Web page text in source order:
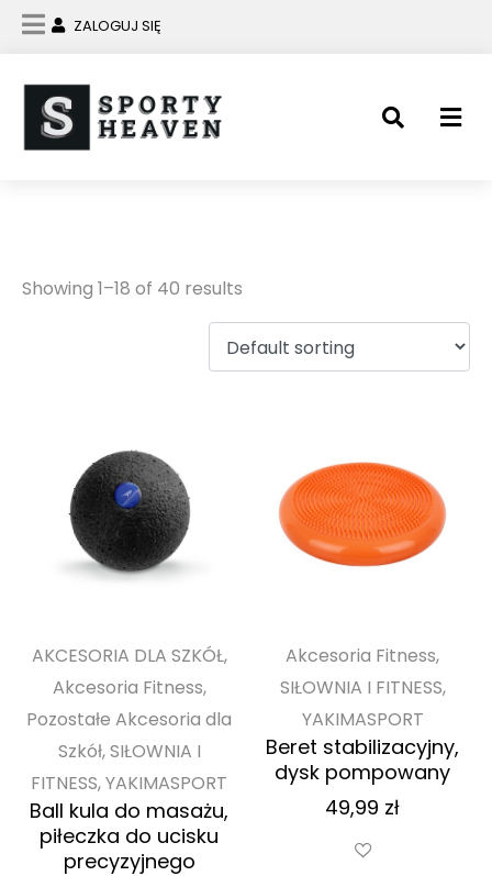
ZALOGUJ SIĘ
Showing 1–18 of 40 results
AKCESORIA DLA SZKÓŁ,
Akcesoria Fitness,
Pozostałe Akcesoria dla
Szkół, SIŁOWNIA I
FITNESS, YAKIMASPORT
Ball kula do masażu,
piłeczka do ucisku
precyzyjnego
Akcesoria Fitness,
SIŁOWNIA I FITNESS,
YAKIMASPORT
Beret stabilizacyjny,
dysk pompowany
49,99 zł